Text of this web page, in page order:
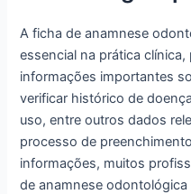
A ficha de anamnese
essencial na prática
informações importantes
verificar histórico de
uso, entre outros dados
processo de
informações, muitos
de anamnese odontológica